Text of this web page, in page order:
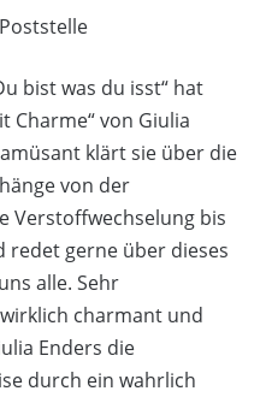
bist was du isst“ hat
Charme“ von Giulia
klärt sie über die
von der
Verstoffwechselung bis
redet gerne über dieses
alle. Sehr
charmant und
Enders die
durch ein wahrlich